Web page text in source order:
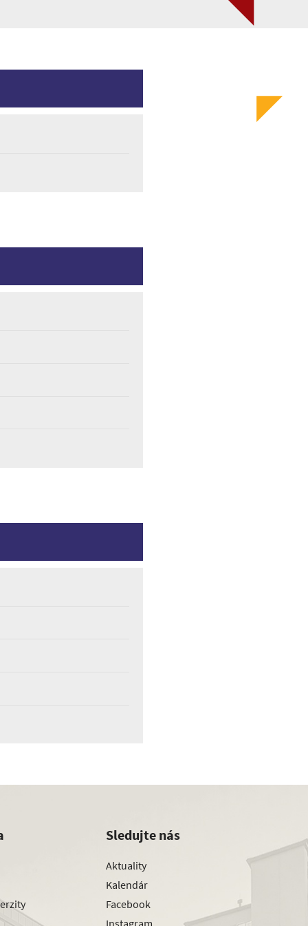
Sledujte nás
Aktuality
Kalendár
Facebook
Instagram